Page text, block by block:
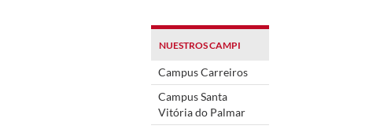
NUESTROS CAMPI
Campus Carreiros
Campus Santa
Vitória do Palmar